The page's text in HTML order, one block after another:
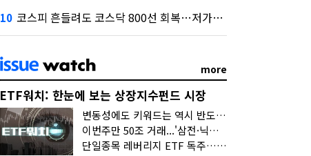
10 코스피 흔들려도 코스닥 800선 회복…저가매수세 유입
more
ETF워치: 한눈에 보는 상장지수펀드 시장
변동성에도 키워드는 역시 반도체…신상품은 우주·방산
이번주만 50조 거래...'삼전·닉스 레버리지' 수익률은 -30%
단일종목 레버리지 ETF 독주…'증시 블랙홀'